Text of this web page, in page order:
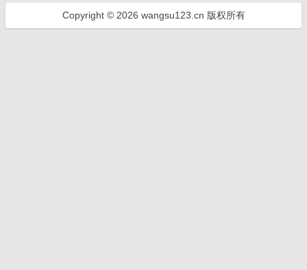
Copyright © 2026 wangsu123.cn 版权所有